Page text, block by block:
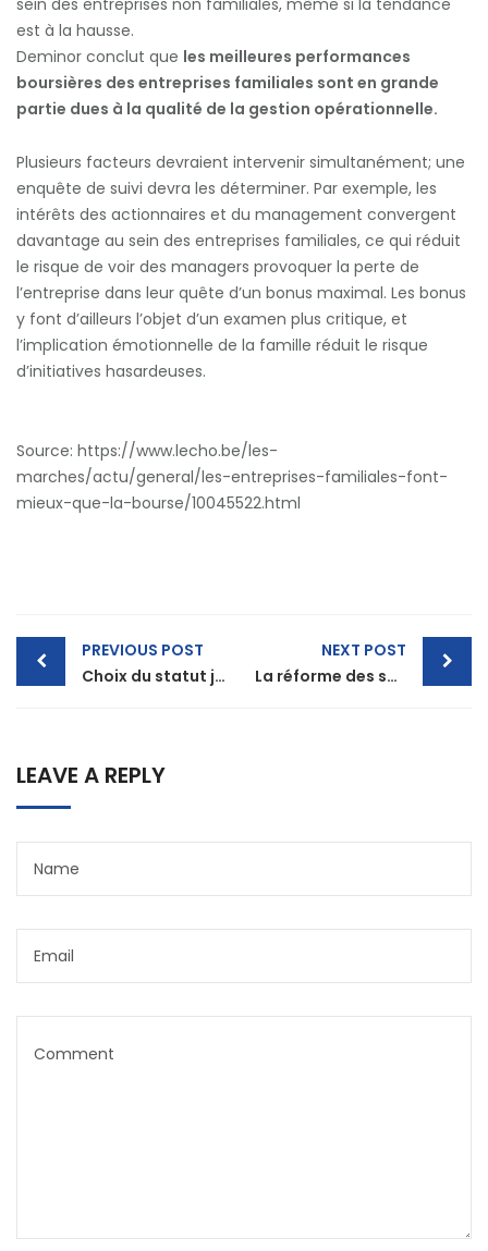
sein des entreprises non familiales, même si la tendance
est à la hausse.
Deminor conclut que les meilleures performances
boursières des entreprises familiales sont en grande
partie dues à la qualité de la gestion opérationnelle.
Plusieurs facteurs devraient intervenir simultanément; une
enquête de suivi devra les déterminer. Par exemple, les
intérêts des actionnaires et du management convergent
davantage au sein des entreprises familiales, ce qui réduit
le risque de voir des managers provoquer la perte de
l’entreprise dans leur quête d’un bonus maximal. Les bonus
y font d’ailleurs l’objet d’un examen plus critique, et
l’implication émotionnelle de la famille réduit le risque
d’initiatives hasardeuses.
Source: https://www.lecho.be/les-
marches/actu/general/les-entreprises-familiales-font-
mieux-que-la-bourse/10045522.html
Post
navigation
PREVIOUS POST
Choix du statut juridique
NEXT POST
La réforme des sociétés entrera en vigueur en 2019 : faut-il démarrer une entreprise maintenant ou attendre un peu ?
LEAVE A REPLY